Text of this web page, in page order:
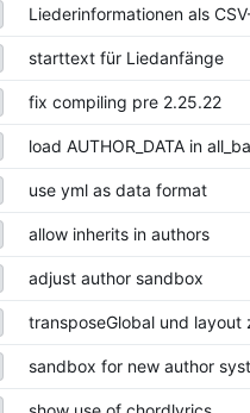
Liederinformationen als
starttext für Liedanfänge
fix compiling pre 2.25.22
load AUTHOR_DATA in
use yml as data format
allow inherits in authors
adjust author sandbox
transposeGlobal und
sandbox for new author